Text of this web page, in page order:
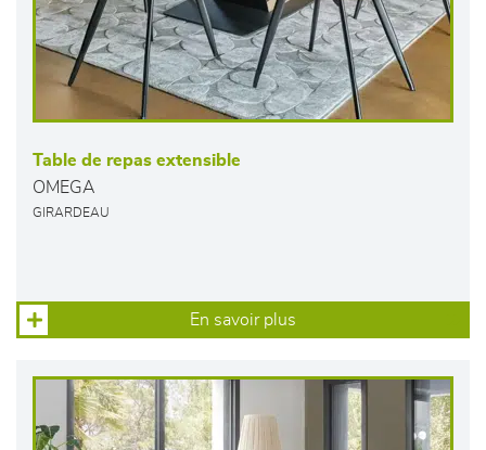
Table de repas extensible
OMEGA
GIRARDEAU
En savoir plus